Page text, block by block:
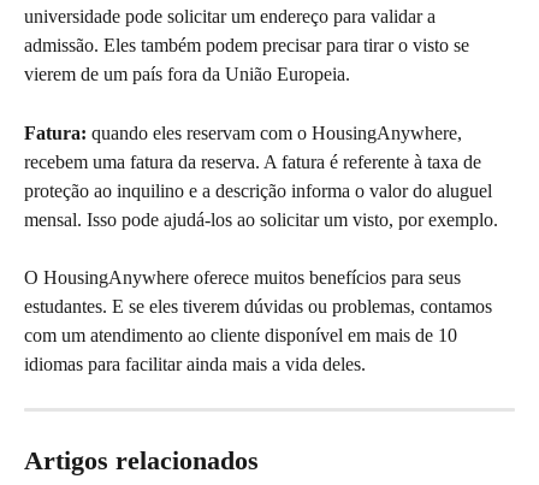
universidade pode solicitar um endereço para validar a
admissão. Eles também podem precisar para tirar o visto se
vierem de um país fora da União Europeia.
Fatura: quando eles reservam com o HousingAnywhere,
recebem uma fatura da reserva. A fatura é referente à taxa de
proteção ao inquilino e a descrição informa o valor do aluguel
mensal. Isso pode ajudá-los ao solicitar um visto, por exemplo.
O HousingAnywhere oferece muitos benefícios para seus
estudantes. E se eles tiverem dúvidas ou problemas, contamos
com um atendimento ao cliente disponível em mais de 10
idiomas para facilitar ainda mais a vida deles.
Artigos relacionados